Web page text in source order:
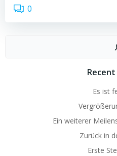
0
Es ist
Ein weiterer
Zurück in
Erste